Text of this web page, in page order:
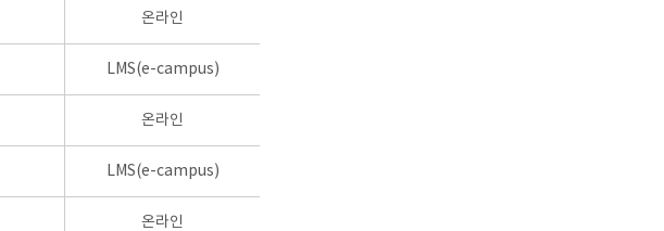
온라인
LMS(e-campus)
온라인
LMS(e-campus)
온라인